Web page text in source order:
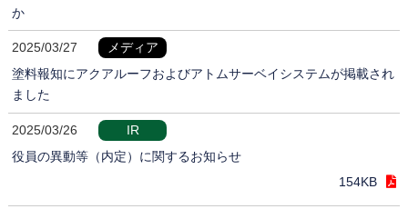
か
2025/03/27
メディア
塗料報知にアクアルーフおよびアトムサーベイシステムが掲載され
ました
2025/03/26
IR
役員の異動等（内定）に関するお知らせ
154KB